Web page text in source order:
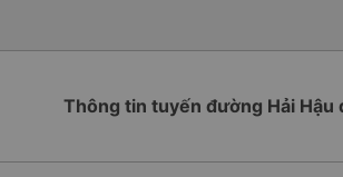
Thông tin tuyến đường Hải Hậu